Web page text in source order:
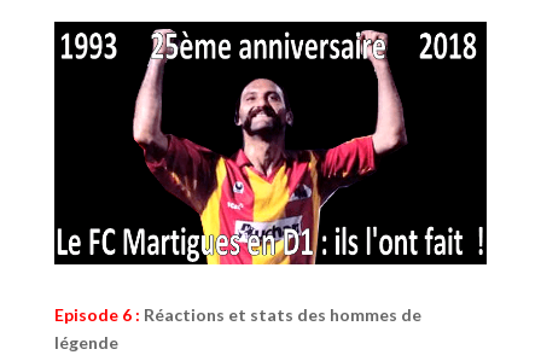
Episode 6 : Réactions et stats des hommes de
légende